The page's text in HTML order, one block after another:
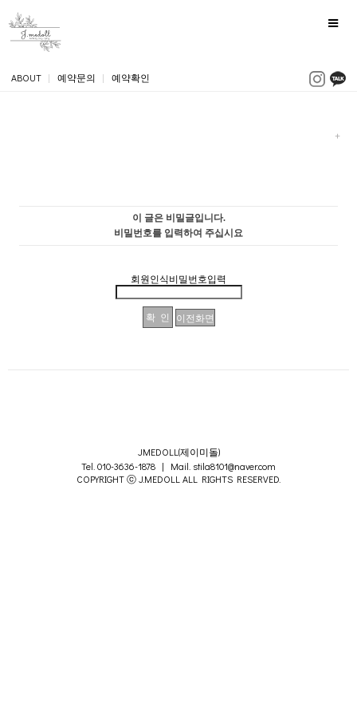
ABOUT | 예약문의 | 예약확인
이 글은 비밀글입니다.
비밀번호를 입력하여 주십시요
회원인식비밀번호입력
JMEDOLL(제이미돌)
Tel. 010-3636-1878 | Mail. stila8101@naver.com
COPYRIGHT ⓒ J.MEDOLL ALL RIGHTS RESERVED.